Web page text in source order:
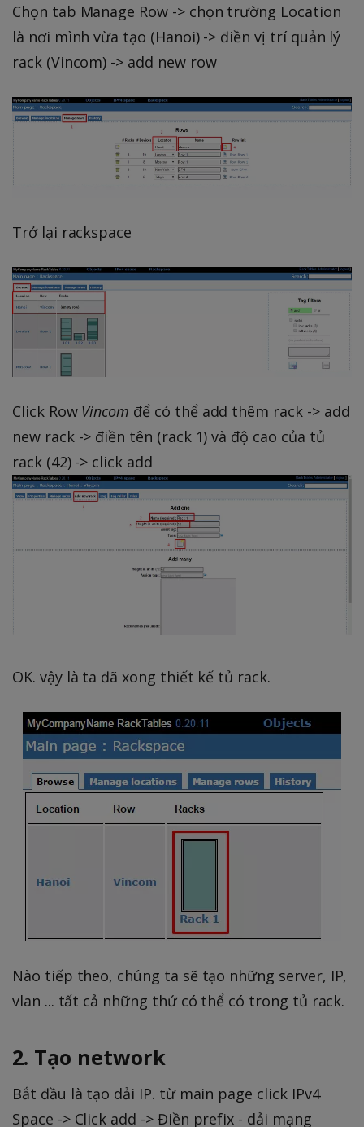
Chọn tab Manage Row -> chọn trường Location
là nơi mình vừa tạo (Hanoi) -> điền vị trí quản lý
rack (Vincom) -> add new row
Trở lại rackspace
Click Row Vincom để có thể add thêm rack -> add
new rack -> điền tên (rack 1) và độ cao của tủ
rack (42) -> click add
OK. vậy là ta đã xong thiết kế tủ rack.
Nào tiếp theo, chúng ta sẽ tạo những server, IP,
vlan ... tất cả những thứ có thể có trong tủ rack.
2. Tạo network
Bắt đầu là tạo dải IP. từ main page click IPv4
Space -> Click add -> Điền prefix - dải mạng